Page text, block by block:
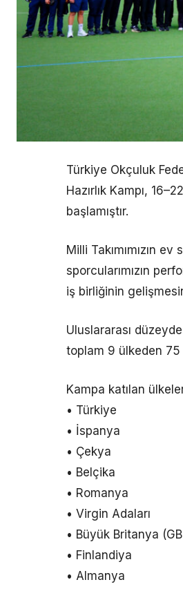
Türkiye Okçuluk
Hazırlık Kampı,
başlamıştır.
Milli Takımımızın
sporcularımızın
iş birliğinin
Uluslararası
toplam 9 ülkeden 75
Kampa katılan
• Türkiye
• İspanya
• Çekya
• Belçika
• Romanya
• Virgin Adaları
• Büyük Britanya
• Finlandiya
• Almanya